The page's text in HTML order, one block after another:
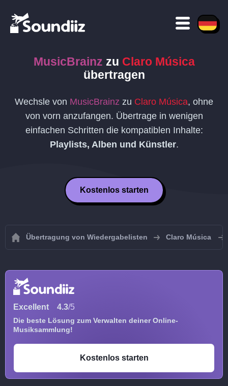
MusicBrainz zu Claro Música
übertragen
Wechsle von MusicBrainz zu Claro Música, ohne
von vorn anzufangen. Übertrage in wenigen
einfachen Schritten die kompatiblen Inhalte:
Playlists, Alben und Künstler.
Kostenlos starten
Übertragung von Wiedergabelisten Claro Música
Excellent 4.3/5
Die beste Lösung zum Verwalten deiner Online-
Musiksammlung!
Kostenlos starten